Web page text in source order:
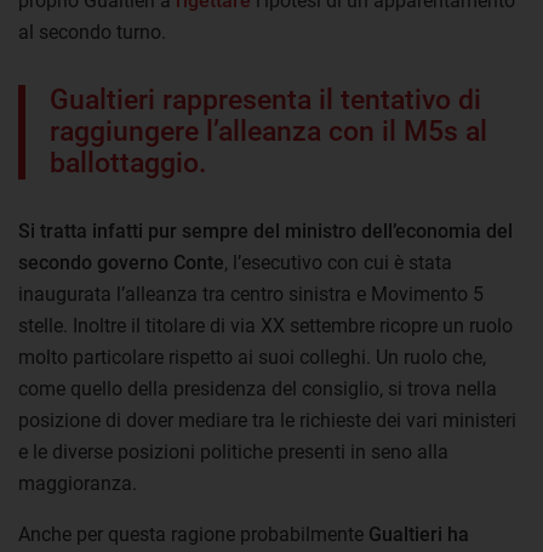
al secondo turno.
Gualtieri rappresenta il tentativo di
raggiungere l’alleanza con il M5s al
ballottaggio.
Si tratta infatti pur sempre del ministro dell’economia del
secondo governo Conte, l’esecutivo con cui è stata
inaugurata l’alleanza tra centro sinistra e Movimento 5
stelle. Inoltre il titolare di via XX settembre ricopre un ruolo
molto particolare rispetto ai suoi colleghi. Un ruolo che,
come quello della presidenza del consiglio, si trova nella
posizione di dover mediare tra le richieste dei vari ministeri
e le diverse posizioni politiche presenti in seno alla
maggioranza.
Anche per questa ragione probabilmente Gualtieri ha